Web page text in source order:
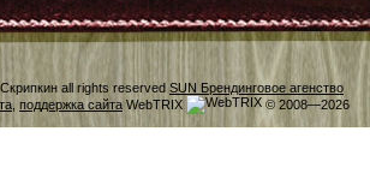
Скрипкин all rights reserved SUN Брендинговое агенство
, поддержка сайта WebTRIX © 2008—2026